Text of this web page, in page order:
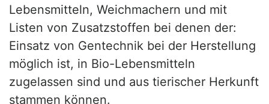
Lebensmitteln, Weichmachern und mit
Listen von Zusatzstoffen bei denen der:
Einsatz von Gentechnik bei der Herstellung
möglich ist, in Bio-Lebensmitteln
zugelassen sind und aus tierischer Herkunft
stammen können.